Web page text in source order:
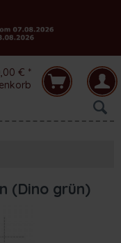
€ *
(Dino grün)